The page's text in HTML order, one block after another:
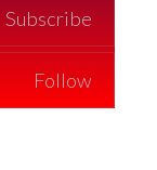
Subscribe
Follow